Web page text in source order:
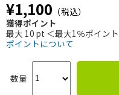
¥1,100 （税込）
獲得ポイント
最大 10 pt ＜最大1％ポイン
ポイントについて
数量